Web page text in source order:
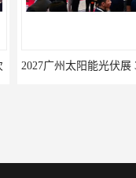
2027广州太阳能光伏展 38万平米面积